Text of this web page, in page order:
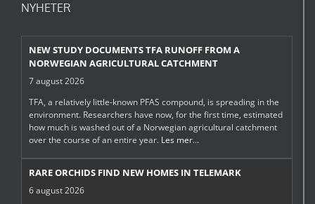
NYHETER
NEW STUDY DOCUMENTS TFA RUNOFF FROM A
NORWEGIAN AGRICULTURAL CATCHMENT
7 august 2026
TFA, a relatively little-known PFAS compound, is spreading in the
environment. Researchers have now, for the first time, estimated
how much is washed out of a Norwegian agricultural catchment
over the course of an entire year. Les mer...
RARE ORCHIDS FIND NEW HOMES IN TELEMARK
6 august 2026